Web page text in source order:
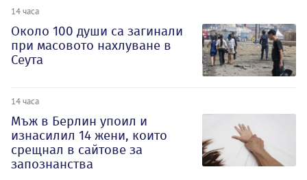
14 часа
Около 100 души са загинали
при масовото нахлуване в
Сеута
14 часа
Мъж в Берлин упоил и
изнасилил 14 жени, които
срещнал в сайтове за
запознанства